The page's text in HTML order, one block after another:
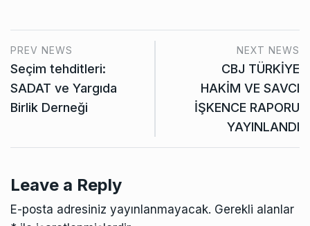
PREV NEWS
Seçim tehditleri:
SADAT ve Yargıda
Birlik Derneği
NEXT NEWS
CBJ TÜRKİYE
HAKİM VE SAVCI
İŞKENCE RAPORU
YAYINLANDI
Leave a Reply
E-posta adresiniz yayınlanmayacak. Gerekli alanlar